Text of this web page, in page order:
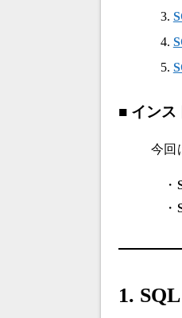
■ インス
今回
・
・
1.